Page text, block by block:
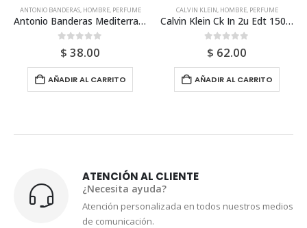
HOMBRE,PERFUME
Antonio Banderas Mediterraneo 100ml Para Hombre
AL CARRITO
CALVIN KLEIN HOMBRE,PERFUME
Calvin Klein Ck In 2u Edt 150ml Para Hombre
AÑADIR AL CARRITO
ANTONIO
ATENCIÓN AL CLIENTE
¿Necesita ayuda?
Atención personalizada en todos nuestros medios
de comunicación.